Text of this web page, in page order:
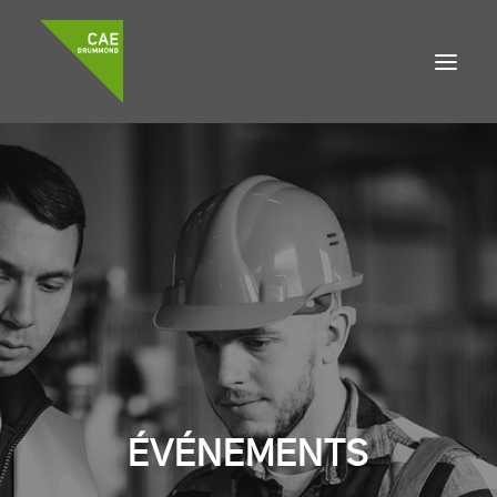
À propos
Accompagnement
Développement local
Emplois
DEMANDE DE FINANCEMENT
Nouvelles
ÉVÉNEMENTS